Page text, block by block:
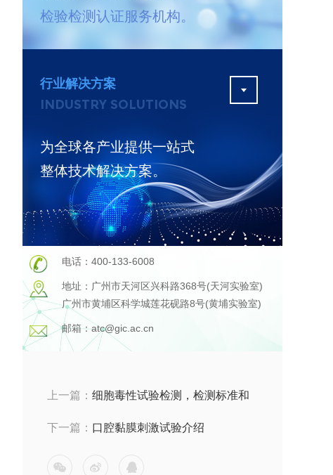
检验检测认证服务机构。
行业解决方案
INDUSTRY SOLUTIONS
为全球各产业提供一站式
整体技术解决方案。
电话：400-133-6008
地址：广州市天河区兴科路368号(天河实验室)
广州市黄埔区科学城莲花砚路8号(黄埔实验室)
邮箱：atc@gic.ac.cn
上一篇： 细胞毒性试验检测，检测标准和
试验方法是什么？
下一篇： 口腔黏膜刺激试验介绍